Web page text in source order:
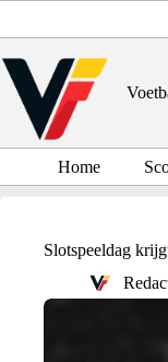
inhoud
Home
Slotspeeldag